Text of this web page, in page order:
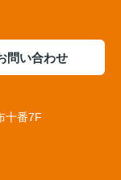
問い合わせ
十番7F